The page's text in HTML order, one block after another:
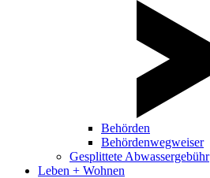
Behörden
Behördenwegweiser
Gesplittete Abwassergebühr
Leben + Wohnen